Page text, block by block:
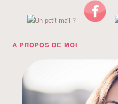
A PROPOS DE MOI